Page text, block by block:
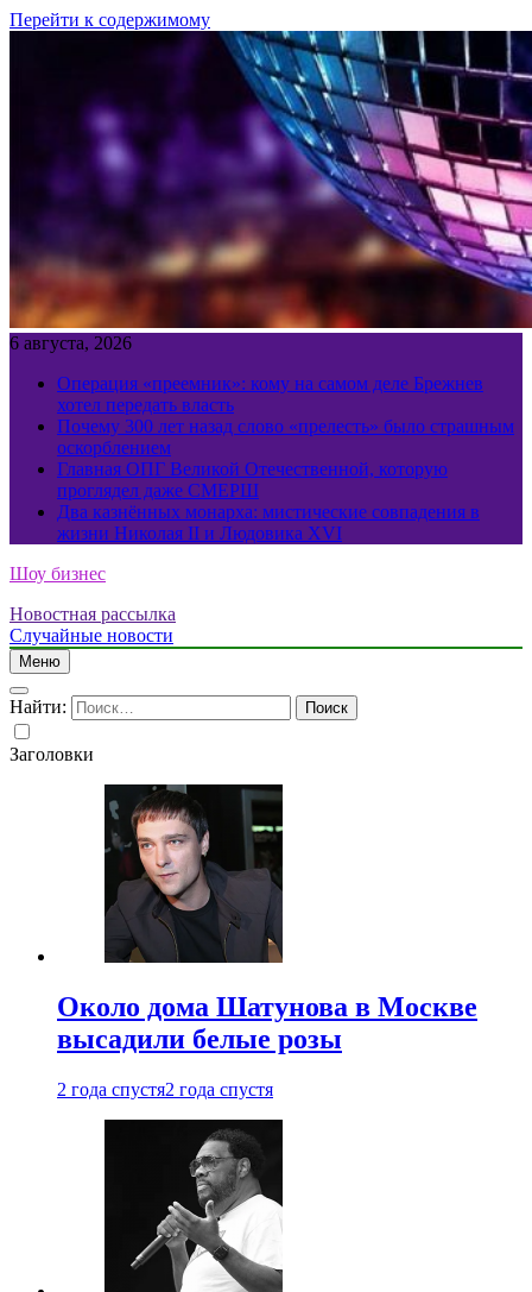
Перейти к содержимому
6 августа, 2026
Операция «преемник»: кому на самом деле Брежнев
хотел передать власть
Почему 300 лет назад слово «прелесть» было страшным
оскорблением
Главная ОПГ Великой Отечественной, которую
проглядел даже СМЕРШ
Два казнённых монарха: мистические совпадения в
жизни Николая II и Людовика XVI
Шоу бизнес
Новостная рассылка
Случайные новости
Меню
Найти:
Заголовки
Около дома Шатунова в Москве
высадили белые розы
2 года спустя2 года спустя